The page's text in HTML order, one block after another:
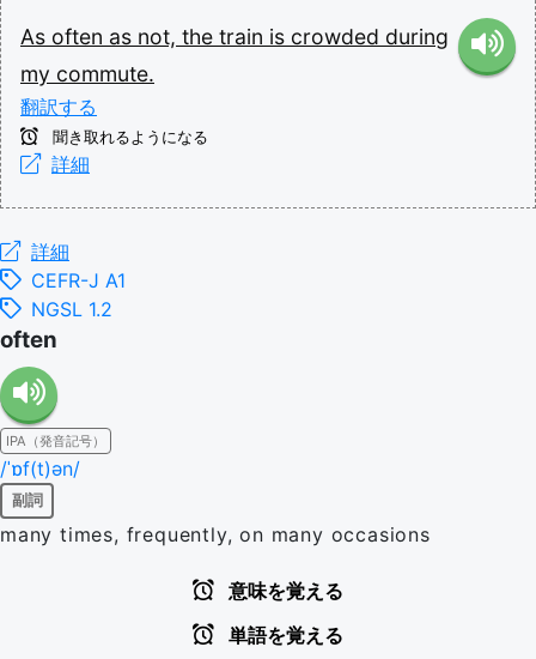
As often as not, the train is crowded during
my commute.
翻訳する
聞き取れるようになる
詳細
詳細
CEFR-J A1
NGSL 1.2
often
IPA（発音記号）
/ˈɒf(t)ən/
副詞
many times, frequently, on many occasions
意味を覚える
単語を覚える